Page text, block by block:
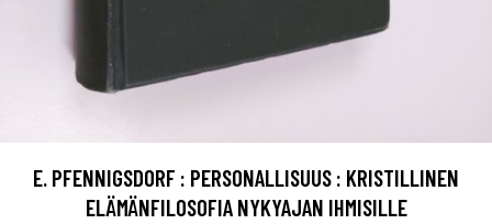
E. PFENNIGSDORF : PERSONALLISUUS : KRISTILLINEN
ELÄMÄNFILOSOFIA NYKYAJAN IHMISILLE